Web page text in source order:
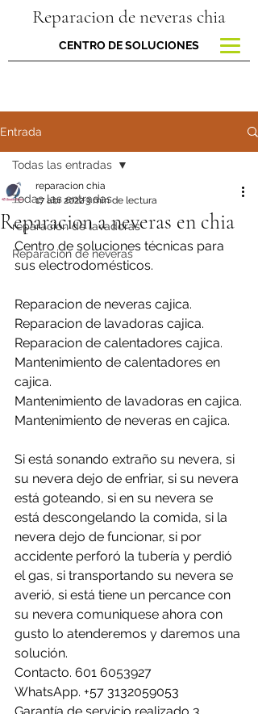
Reparacion de neveras chia
CENTRO DE SOLUCIONES
Entrada
Todas las entradas
reparacion de lavadoras
Reparación de neveras
Todas las entradas
Reparacion a neveras en chia
reparacion chia
17 abr 20223 min de lectura
Centro de soluciones técnicas para
sus electrodomésticos.
Reparacion de neveras cajica.
Reparacion de lavadoras cajica.
Reparacion de calentadores cajica.
Mantenimiento de calentadores en
cajica.
Mantenimiento de lavadoras en cajica.
Mantenimiento de neveras en cajica.
Si está sonando extraño su nevera, si
su nevera dejo de enfriar, si su nevera
está goteando, si en su nevera se
está descongelando la comida, si la
nevera dejo de funcionar, si por
accidente perforó la tubería y perdió
el gas, si transportando su nevera se
averió, si está tiene un percance con
su nevera comuniquese ahora con
gusto lo atenderemos y daremos una
solución.
Contacto. 601 6053927
WhatsApp. +57 3132059053